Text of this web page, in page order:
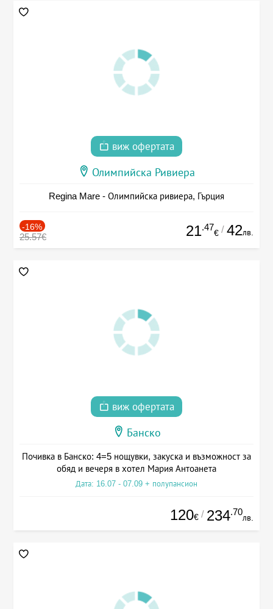
виж офертата
Олимпийска Ривиера
Regina Mare - Олимпийска ривиера, Гърция
-16%
25.57€ 21.47
€ / 42лв.
виж офертата
Банско
Почивка в Банско: 4=5 нощувки, закуска и възможност за
обяд и вечеря в хотел Мария Антоанета
Дата: 16.07 - 07.09 + полупансион
120€ / 234.70
лв.